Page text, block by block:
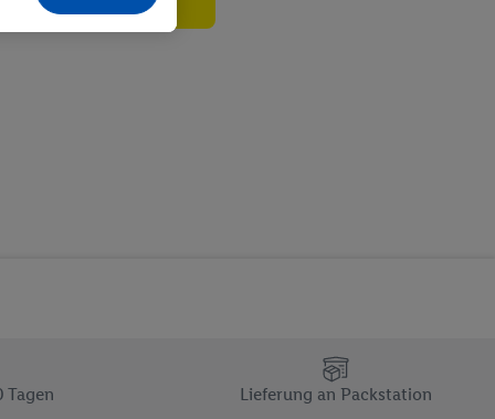
Tagen Lieferung an Packstation
- sowie Ihre
Speichern von
E-Mail-
verfügbar ist.
und einer